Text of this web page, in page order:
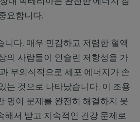
요합니다.
니다. 매우 민감하고 저렴한 혈액
의 사람들이 인슐린 저항성을 가
무의식적으로 세포 에너지가 손
는 것으로 나타났습니다. 이 조용
명이 문제를 완전히 해결하지 못
해서 받고 지속적인 건강 문제로